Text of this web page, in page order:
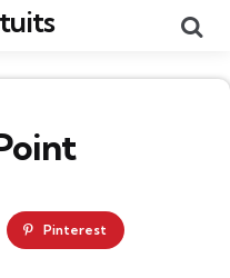
Pinterest